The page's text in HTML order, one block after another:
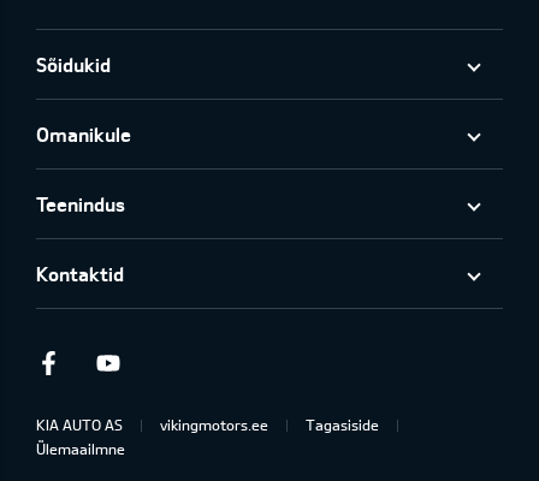
Sõidukid
Omanikule
Teenindus
Kontaktid
Facebook
KIA AUTO AS vikingmotors.ee
Tagasiside
Ülemaailmne